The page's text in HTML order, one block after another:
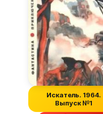
Искатель. 1964.
Выпуск №1